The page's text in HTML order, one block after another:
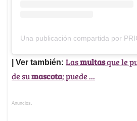
Una publicación compartida por
| Ver también: Lasmultasque le
de sumascota; puede ...
Anuncios.